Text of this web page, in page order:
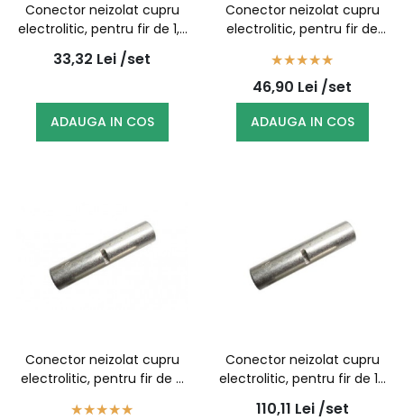
Conector neizolat cupru
electrolitic, pentru fir de 1,5
mmp, set 100 bucati
33,32 Lei /set
ADAUGA IN COS
Conector neizolat cupru
electrolitic, pentru fir de
46,90 Lei /set
ADAUGA IN COS
Conector neizolat cupru
electrolitic, pentru fir de 6
Conector neizolat cupru
electrolitic, pentru fir de 10
mmp, set 100 bucati
110,11 Lei /set